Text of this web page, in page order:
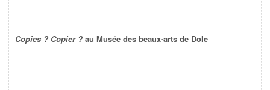
Copies ? Copier ? au Musée des beaux-arts de Dole